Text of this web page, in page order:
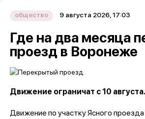
общество 9 августа 2026, 17:03
Где на два месяца
проезд в Воронеже
Движение ограничат с 10 августа.
Движение по участку Ясного